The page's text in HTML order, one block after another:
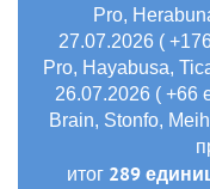
Pro,
27.07.2026 (
Pro, Hayabusa,
26.07.2026 ( +66
Brain, Stonfo,
итог 289